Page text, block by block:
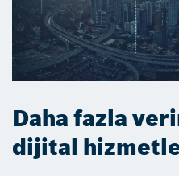
Daha fazla
dijital